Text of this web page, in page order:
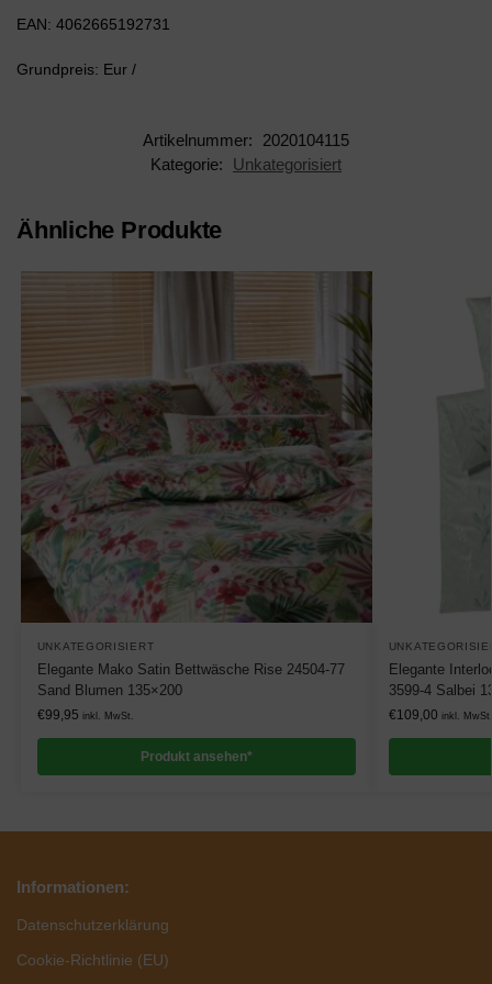
EAN: 4062665192731
Grundpreis: Eur /
Artikelnummer:
2020104115
Kategorie:
Unkategorisiert
Ähnliche Produkte
UNKATEGORISIERT
Elegante Mako Satin Bettwäsche Rise 24504-77
Sand Blumen 135×200
€99,95 inkl. MwSt.
Produkt ansehen*
Elegante
3599-4 Salbei
€109,00 inkl. MwSt.
Informationen:
Datenschutzerklärung
Cookie-Richtlinie (EU)